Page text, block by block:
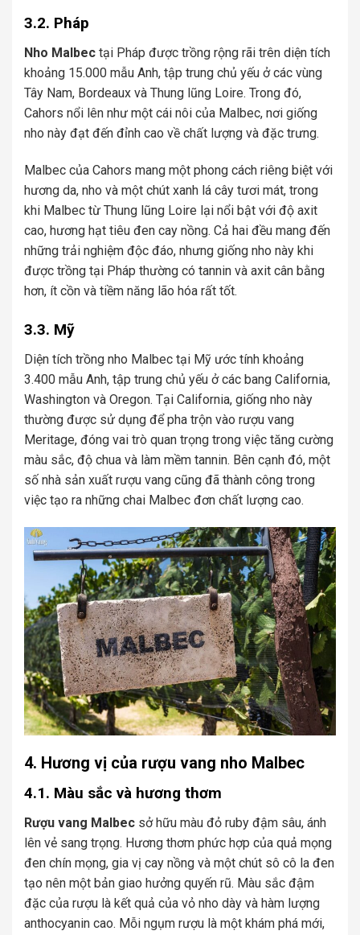
3.2. Pháp
Nho Malbec tại Pháp được trồng rộng rãi trên diện tích
khoảng 15.000 mẫu Anh, tập trung chủ yếu ở các vùng
Tây Nam, Bordeaux và Thung lũng Loire. Trong đó,
Cahors nổi lên như một cái nôi của Malbec, nơi giống
nho này đạt đến đỉnh cao về chất lượng và đặc trưng.
Malbec của Cahors mang một phong cách riêng biệt với
hương da, nho và một chút xanh lá cây tươi mát, trong
khi Malbec từ Thung lũng Loire lại nổi bật với độ axit
cao, hương hạt tiêu đen cay nồng. Cả hai đều mang đến
những trải nghiệm độc đáo, nhưng giống nho này khi
được trồng tại Pháp thường có tannin và axit cân bằng
hơn, ít cồn và tiềm năng lão hóa rất tốt.
3.3. Mỹ
Diện tích trồng nho Malbec tại Mỹ ước tính khoảng
3.400 mẫu Anh, tập trung chủ yếu ở các bang California,
Washington và Oregon. Tại California, giống nho này
thường được sử dụng để pha trộn vào rượu vang
Meritage, đóng vai trò quan trọng trong việc tăng cường
màu sắc, độ chua và làm mềm tannin. Bên cạnh đó, một
số nhà sản xuất rượu vang cũng đã thành công trong
việc tạo ra những chai Malbec đơn chất lượng cao.
4. Hương vị của rượu vang nho Malbec
4.1. Màu sắc và hương thơm
Rượu vang Malbec sở hữu màu đỏ ruby đậm sâu, ánh
lên vẻ sang trọng. Hương thơm phức hợp của quả mọng
đen chín mọng, gia vị cay nồng và một chút sô cô la đen
tạo nên một bản giao hưởng quyến rũ. Màu sắc đậm
đặc của rượu là kết quả của vỏ nho dày và hàm lượng
anthocyanin cao. Mỗi ngụm rượu là một khám phá mới,